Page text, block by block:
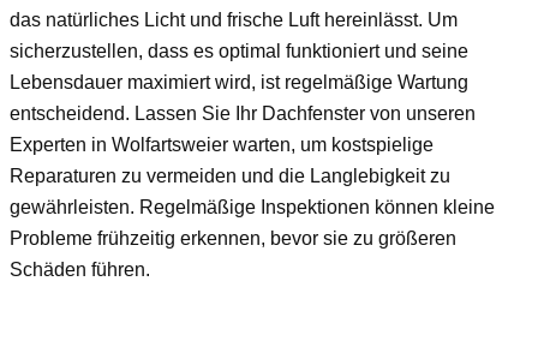
das natürliches Licht und frische Luft hereinlässt. Um
sicherzustellen, dass es optimal funktioniert und seine
Lebensdauer maximiert wird, ist regelmäßige Wartung
entscheidend. Lassen Sie Ihr Dachfenster von unseren
Experten in Wolfartsweier warten, um kostspielige
Reparaturen zu vermeiden und die Langlebigkeit zu
gewährleisten. Regelmäßige Inspektionen können kleine
Probleme frühzeitig erkennen, bevor sie zu größeren
Schäden führen.